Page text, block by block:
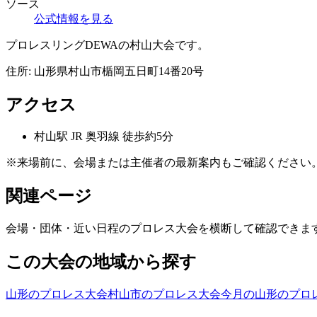
ソース
公式情報を見る
プロレスリングDEWAの村山大会です。
住所: 山形県村山市楯岡五日町14番20号
アクセス
村山駅 JR 奥羽線 徒歩約5分
※来場前に、会場または主催者の最新案内もご確認ください。
関連ページ
会場・団体・近い日程のプロレス大会を横断して確認できま
この大会の地域から探す
山形のプロレス大会村山市のプロレス大会今月の山形のプロ